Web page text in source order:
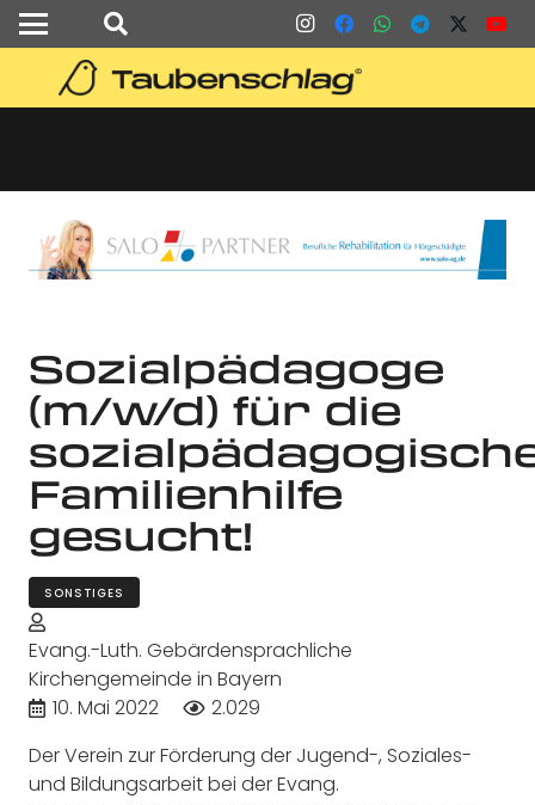
Sozialpädagoge
(m/w/d) für die
Familienhilfe
gesucht!
SONSTIGES
Evang.-Luth. Gebärdensprachliche
Kirchengemeinde in Bayern
10. Mai 2022
2.029
Der Verein zur Förderung der Jugend-, Soziales-
und Bildungsarbeit bei der Evang.